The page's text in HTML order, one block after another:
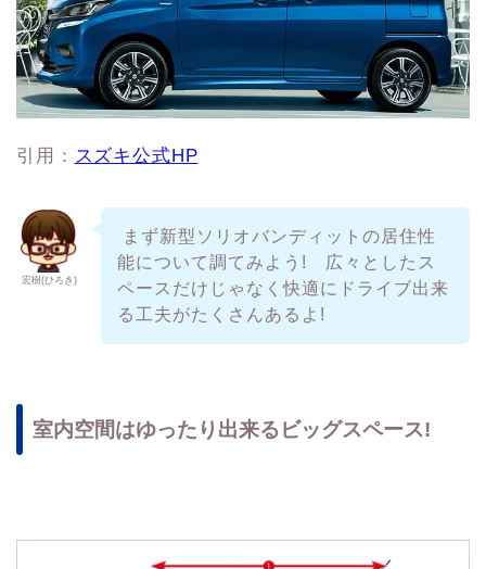
引用： スズキ公式HP
宏樹(ひろき)
まず新型ソリオバンディットの居住性
能について調てみよう! 広々としたス
ペースだけじゃなく快適にドライブ出来
る工夫がたくさんあるよ!
室内空間はゆったり出来るビッグスペース!